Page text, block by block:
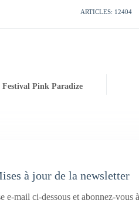
ARTICLES: 12404
Pink Paradize
à jour de la newsletter
e-mail ci-dessous et abonnez-vous